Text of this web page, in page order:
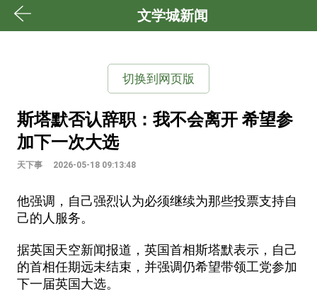
文学城新闻
切换到网页版
斯塔默否认辞职：我不会离开 希望参
加下一次大选
天下事 2026-05-18 09:13:48
他强调，自己强烈认为必须继续为那些投票支持自
己的人服务。
据英国天空新闻报道，英国首相斯塔默表示，自己
的首相任期远未结束，并强调仍希望带领工党参加
下一届英国大选。